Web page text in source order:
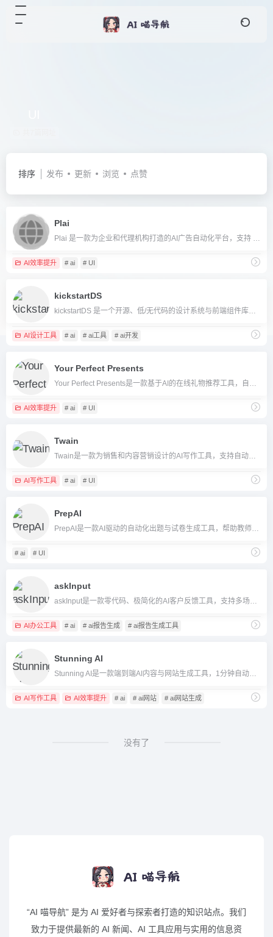
排序 发布 更新 浏览 点赞
Plai
AI效率提升 # ai # UI
kickstartDS
AI设计工具 # ai # ai工具 # ai开发
Your Perfect Presents
AI效率提升 # ai # UI
Twain
AI写作工具 # ai # UI
PrepAI
# ai # UI
askInput
AI办公工具 # ai # ai报告生成 # ai报告生成工具
Stunning AI
AI写作工具 AI效率提升 # ai # ai网站 # ai网站生成
没有了
“AI 喵导航” 是为 AI 爱好者与探索者打造的知识站点。我们
致力于提供最新的 AI 新闻、AI 工具应用与实用的信息资